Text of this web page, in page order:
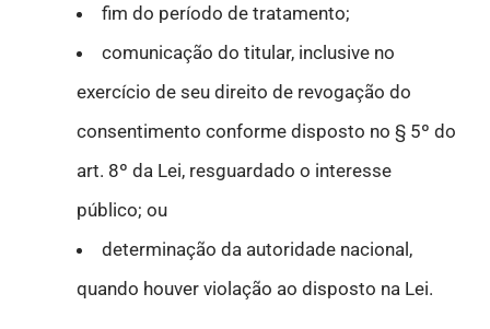
fim do período de tratamento;
comunicação do titular, inclusive no
exercício de seu direito de revogação do
consentimento conforme disposto no § 5º do
art. 8º da Lei, resguardado o interesse
público; ou
determinação da autoridade nacional,
quando houver violação ao disposto na Lei.